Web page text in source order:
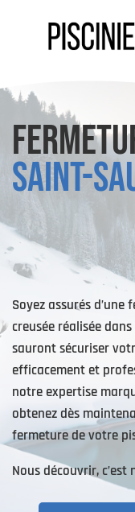
SAINT-
Soyez assurés
creusée réalisée
sauront sécuriser
efficacement et
notre expertise
obtenez dès
fermeture de votre
Nous découvrir,